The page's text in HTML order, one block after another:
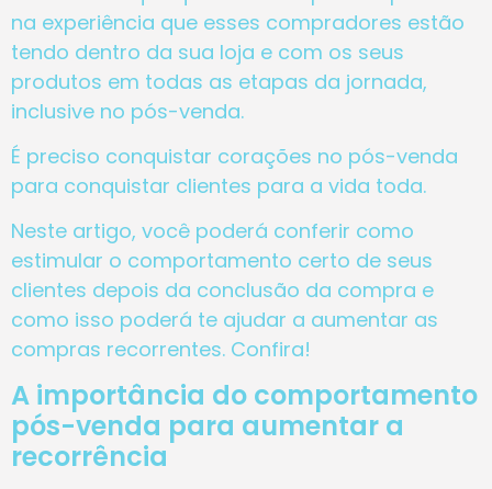
na experiência que esses compradores estão
tendo dentro da sua loja e com os seus
produtos em todas as etapas da jornada,
inclusive no pós-venda.
É preciso conquistar corações no pós-venda
para conquistar clientes para a vida toda.
Neste artigo, você poderá conferir como
estimular o comportamento certo de seus
clientes depois da conclusão da compra e
como isso poderá te ajudar a aumentar as
compras recorrentes. Confira!
A importância do comportamento
pós-venda para aumentar a
recorrência